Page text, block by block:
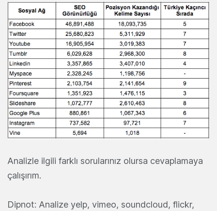
Analizle ilgili farklı sorularınız olursa cevaplamaya
çalışırım.
Dipnot: Analize yelp, vimeo, soundcloud, flickr,